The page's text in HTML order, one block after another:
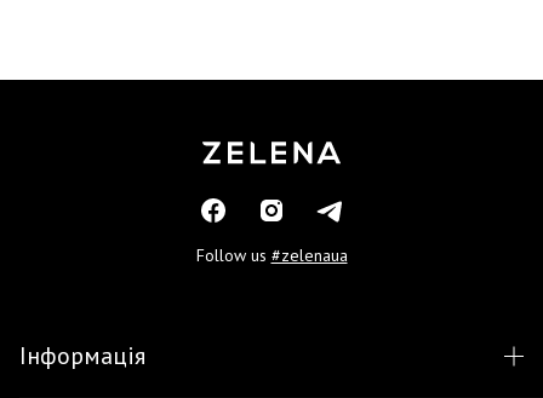
Follow us #zelenaua
Інформація